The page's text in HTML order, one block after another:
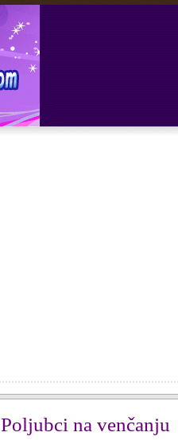
Poljubci na venčanju